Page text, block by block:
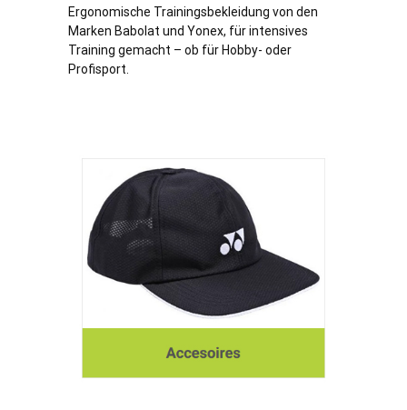
Ergonomische Trainingsbekleidung von den
Marken Babolat und Yonex, für intensives
Training gemacht – ob für Hobby- oder
Profisport.